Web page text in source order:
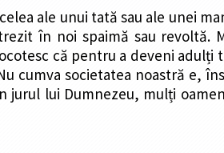
ale unui tată sau ale unei
în noi spaimă sau revoltă.
că pentru a deveni
cumva societatea noastră e,
jurul lui Dumnezeu, mulți